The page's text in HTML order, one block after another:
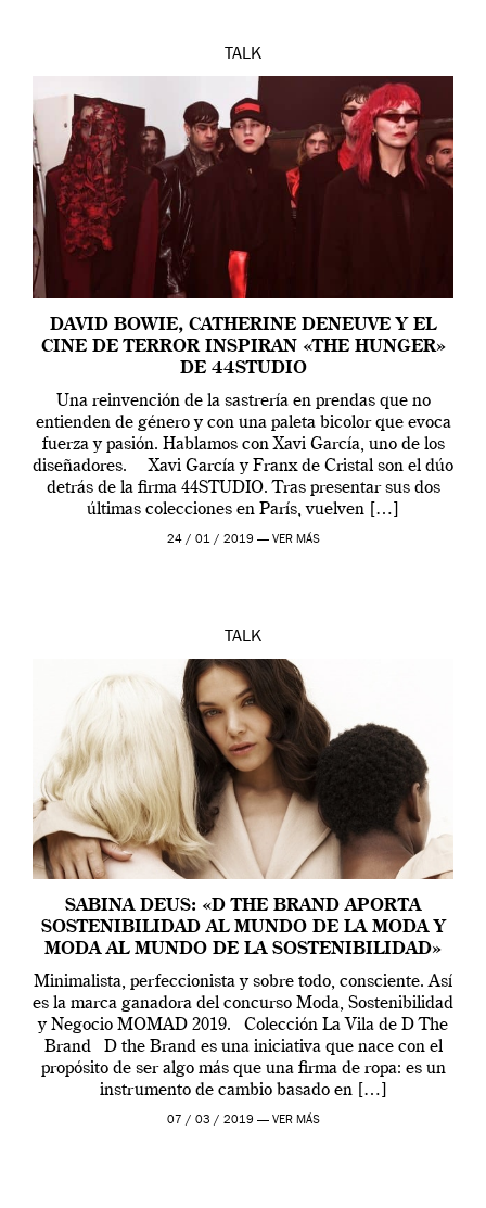
TALK
DAVID BOWIE, CATHERINE DENEUVE Y EL
CINE DE TERROR INSPIRAN «THE HUNGER»
DE 44STUDIO
Una reinvención de la sastrería en prendas que no
entienden de género y con una paleta bicolor que evoca
fuerza y pasión. Hablamos con Xavi García, uno de los
diseñadores. Xavi García y Franx de Cristal son el dúo
detrás de la firma 44STUDIO. Tras presentar sus dos
últimas colecciones en París, vuelven […]
24 / 01 / 2019 — VER MÁS
TALK
SABINA DEUS: «D THE BRAND APORTA
SOSTENIBILIDAD AL MUNDO DE LA MODA Y
MODA AL MUNDO DE LA SOSTENIBILIDAD»
Minimalista, perfeccionista y sobre todo, consciente. Así
es la marca ganadora del concurso Moda, Sostenibilidad
y Negocio MOMAD 2019. Colección La Vila de D The
Brand D the Brand es una iniciativa que nace con el
propósito de ser algo más que una firma de ropa: es un
instrumento de cambio basado en […]
07 / 03 / 2019 — VER MÁS